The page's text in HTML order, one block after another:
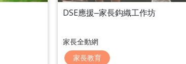
DSE應援‒家⻑鈎織工作坊
家長全動網
家長教育